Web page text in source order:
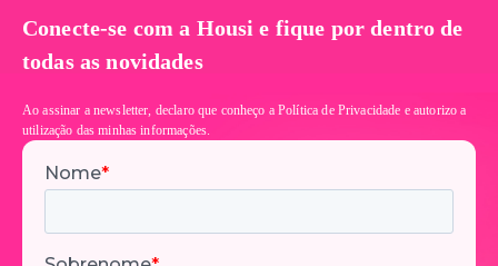
Conecte-se com a Housi e fique por dentro de
todas as novidades
Ao assinar a newsletter, declaro que conheço a Política de Privacidade e autorizo a
utilização das minhas informações.